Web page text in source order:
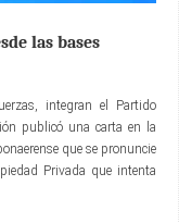
las bases
integran el Partido
publicó una carta en la
que se pronuncie
Privada que intenta